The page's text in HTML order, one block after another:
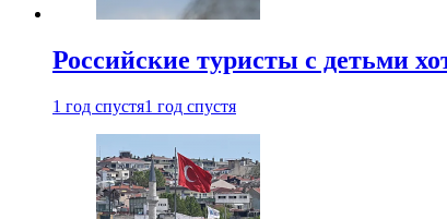
Российские туристы с детьми
1 год спустя1 год спустя